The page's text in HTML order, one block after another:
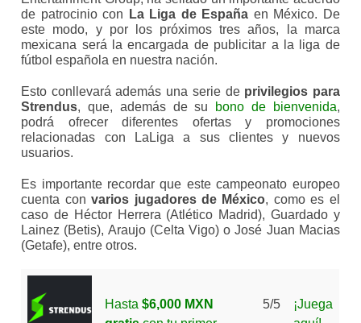
de patrocinio con
La Liga de España en México. De
este modo, y por los próximos tres años, la marca
mexicana será la encargada de publicitar a la liga de
fútbol española en nuestra nación.
Esto conllevará además una serie de privilegios para
Strendus, que, además de su bono de bienvenida,
podrá ofrecer diferentes ofertas y promociones
relacionadas con LaLiga a sus clientes y nuevos
usuarios.
Es importante recordar que este campeonato europeo
cuenta convarios jugadores de México, como es el
caso de Héctor Herrera (Atlético Madrid), Guardado y
Lainez (Betis), Araujo (Celta Vigo) o José Juan Macias
(Getafe), entre otros.
Hasta $6,000 MXN
5/5
¡Juega